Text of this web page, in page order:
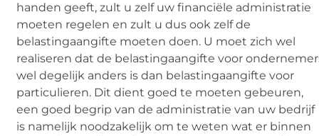
handen geeft, zult u zelf uw financiële administratie
moeten regelen en zult u dus ook zelf de
belastingaangifte moeten doen. U moet zich wel
realiseren dat de belastingaangifte voor
wel degelijk anders is dan belastingaangifte voor
particulieren. Dit dient goed te moeten gebeuren,
een goed begrip van de administratie van uw bedrijf
is namelijk noodzakelijk om te weten wat er binnen